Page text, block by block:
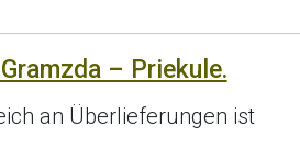
– Priekule.
an Überlieferungen ist